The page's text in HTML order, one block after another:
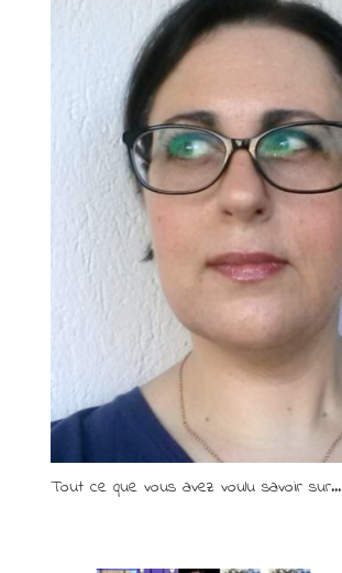
Tout ce que vous avez voulu savoir sur...